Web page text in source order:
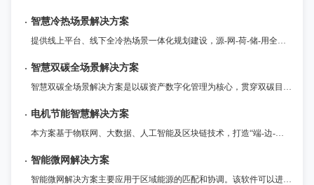
智慧冷热场景解决方案
提供线上平台、线下全冷热场景一体化规划建设，源-网-荷-储-用全环节参与、多能互补应用、横向纵向一体化协调运营的整体解决方案。
智慧双碳全场景解决方案
智慧双碳全场景解决方案是以碳资产数字化管理为核心，贯穿双碳目标规划、减碳路径实施的全流程服务体系，通过物联网、大数据、AI等数字化技术深度融合，赋能企业实现数字化可持续建设与绿色转型。
电机节能智慧解决方案
本方案基于物联网、大数据、人工智能及区块链技术，打造“端-边-云”协同的电机智慧节能体系，为用户提供安全、智能、高效的电机节能数字化服务。
智能微网解决方案
智能微网解决方案主要应用于区域能源的匹配和协调。该软件可以进行智能配电和储能调度，实现对微电网的全面监控和管理。同时，该软件提供了强大的数据分析和预测功能，帮助用户制定更加科学合理的能源规划和调度方案。海微网—智能微网是建设智慧城市的重要工具，对提高城市能源利用效率和减少环境污染具有重要意义。